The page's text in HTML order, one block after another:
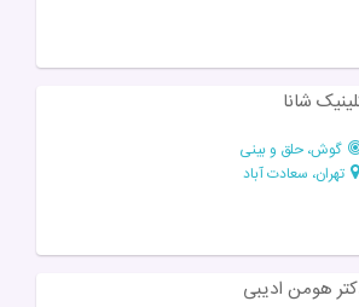
شانا
گوش، حلق و بینی
تهران، سعادت آباد
هومن ادیبی